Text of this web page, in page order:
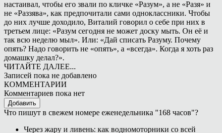
настаивал, чтобы его звали по кличке «Разум», а не «Разя» и
не «Раззява», как предпочитали сами одноклассники. Чтобы
до них лучше доходило, Виталий говорил о себе при них в
третьем лице: «Разум сегодня не может доску мыть. Он её и
так всю неделю мыл». Или: «Дай списать Разуму. Почему
опять? Надо говорить не «опять», а «всегда». Когда я хоть раз
домашку делал?».
ЧИТАЙТЕ ДАЛЕЕ...
Записей пока не добавлено
КОММЕНТАРИИ
Комментариев пока нет
Добавить
Что пишут в свежем номере еженедельника "168 часов"?
Через жару и ливень: как водномоторники со всей